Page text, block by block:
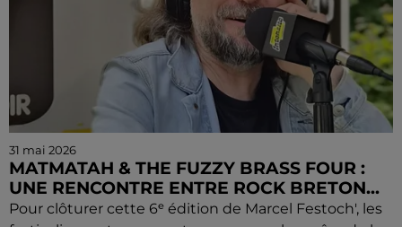
31 mai 2026
MATMATAH & THE FUZZY BRASS FOUR :
UNE RENCONTRE ENTRE ROCK BRETON...
Pour clôturer cette 6ᵉ édition de Marcel Festoch', les